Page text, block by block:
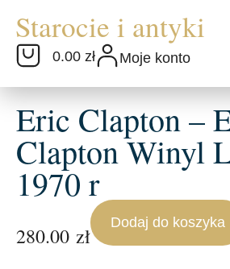
0.00 zł Moje konto
Eric Clapton –
Clapton Winyl
1970 r
280.00 zł
Dodaj do koszyka